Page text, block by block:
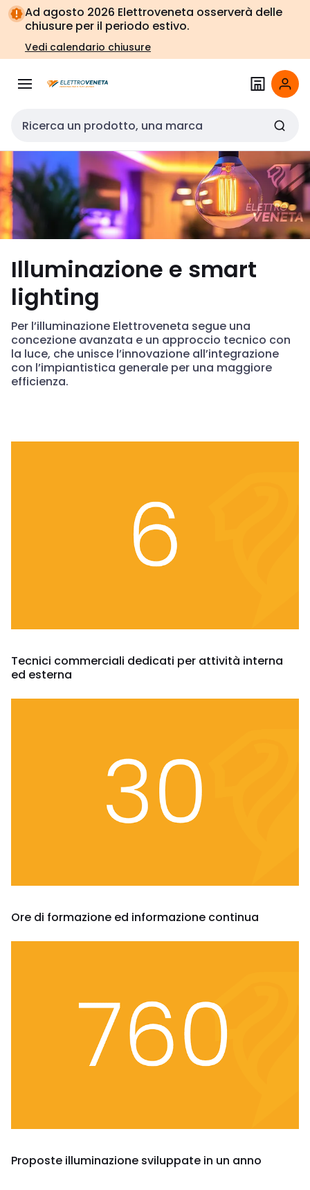
Vai alla
navigazione
Vai
alla
pagina
Ad agosto 2026 Elettroveneta osserverà delle
chiusure per il periodo estivo.
Vedi calendario chiusure
Cerca input
Illuminazione e smart
lighting
Per l’illuminazione Elettroveneta segue una
concezione avanzata e un approccio tecnico con
la luce, che unisce l’innovazione all’integrazione
con l’impiantistica generale per una maggiore
efficienza.
Tecnici commerciali dedicati per attività interna
ed esterna
Ore di formazione ed informazione continua
Proposte illuminazione sviluppate in un anno